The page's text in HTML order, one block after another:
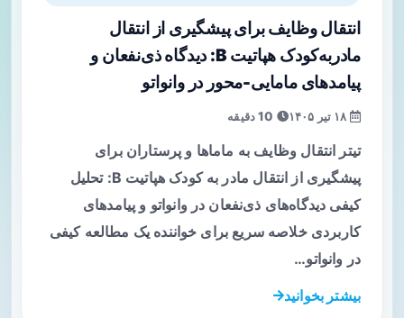
انتقال وظایف برای پیشگیری از انتقال
مادر‌به‌کودک هپاتیت B: دیدگاه ذی‌نفعان و
پیامدهای مامایی-محور در وانواتو
تیتر انتقال وظایف به ماماها و پرستاران برای
پیشگیری از انتقال مادر به کودک هپاتیت B: تحلیل
کیفی دیدگاه‌های ذی‌نفعان در وانواتو و پیامدهای
کاربردی خلاصه سریع برای خواننده یک مطالعه کیفی
در وانواتو…
بیشتر بخوانید